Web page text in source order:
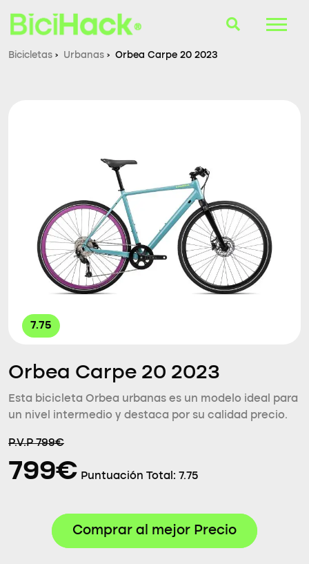
Accesorios
Consultorio
Blog
Bicicletas › Urbanas › Orbea Carpe 20 2023
7.75
Orbea Carpe 20 2023
Esta bicicleta Orbea urbanas es un modelo ideal para
un nivel intermedio y destaca por su calidad precio.
P.V.P 799€
799€ Puntuación Total: 7.75
Comprar al mejor Precio